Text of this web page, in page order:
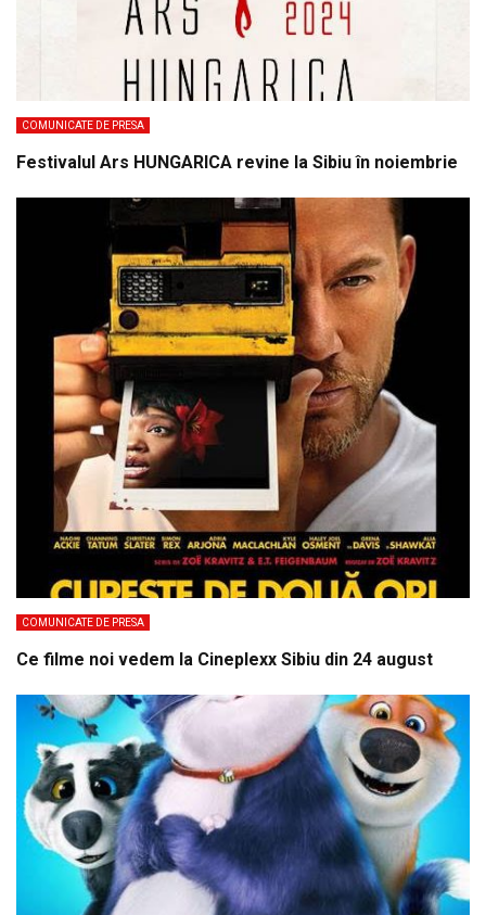
COMUNICATE DE PRESA
Festivalul Ars HUNGARICA revine la Sibiu în noiembrie
COMUNICATE DE PRESA
Ce filme noi vedem la Cineplexx Sibiu din 24 august